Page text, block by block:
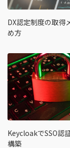
DX認定制度の取得
め方
KeycloakでSSO認
構築